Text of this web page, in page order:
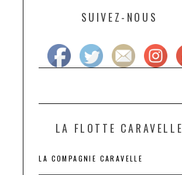
SUIVEZ-NOUS
LA FLOTTE CARAVELLE
LA COMPAGNIE CARAVELLE